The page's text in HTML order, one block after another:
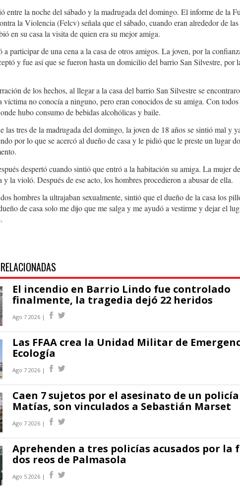
entre la noche del sábado y la madrugada del domingo. El informe de la
la Violencia (Felcv) señala que el sábado, cuando eran alrededor de
en su casa la visita de quien era su mejor amiga.
participar de una cena a la casa de otros amigos. La joven, por la
y fue así que se fueron hasta un domicilio del barrio San Silvestre, por
de los hechos, al llegar a la casa del barrio San Silvestre se
víctima no conocía a ninguno, pero eran conocidos de su amiga. Con
hubo consumo de bebidas alcohólicas y baile.
las tres de la madrugada del domingo, la joven de 18 años se sintió mal y
por lo que se acercó al dueño de casa y le pidió que le preste un lugar
despertó cuando sintió que entró a la habitación su amiga. La mujer
y la violó. Después de ese acto, los hombres procedieron a abusar de ella.
hombres la ultrajaban sexualmente, sintió que el dueño de la casa los
de casa solo me dijo que me salga y me ayudó a vestirme y dejar el
El incendio en Barrio Lindo fue controlado
finalmente, la tragedia dejó 22 heridos
Ago 7 2026 |
Las FFAA crea la Unidad Militar de
Ecología
Ago 7 2026 |
Caen 7 sujetos por el asesinato de un policía
Matías, son vinculados a Sebastián Marset
Ago 7 2026 |
Aprehenden a tres policías acusados por la
dos reos de Palmasola
Ago 5 2026 |